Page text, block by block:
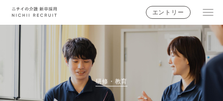
エントリー
ニチイの想い
ニチイではたらく人研修・教育